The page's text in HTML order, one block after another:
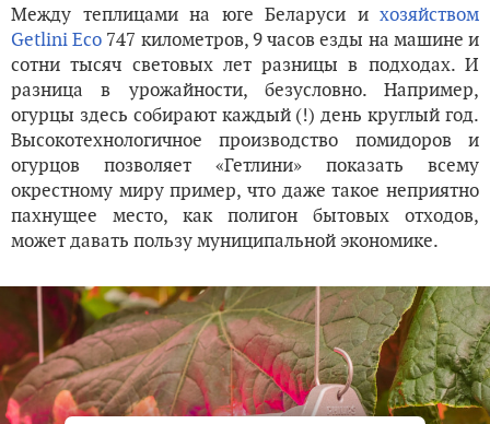
Между теплицами на юге Беларуси и хозяйством
Getlini Eco 747 километров, 9 часов езды на машине и
сотни тысяч световых лет разницы в подходах. И
разница в урожайности, безусловно. Например,
огурцы здесь собирают каждый (!) день круглый год.
Высокотехнологичное производство помидоров и
огурцов позволяет «Гетлини» показать всему
окрестному миру пример, что даже такое неприятно
пахнущее место, как полигон бытовых отходов,
может давать пользу муниципальной экономике.